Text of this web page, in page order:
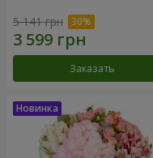
5 141 грн
Заказать